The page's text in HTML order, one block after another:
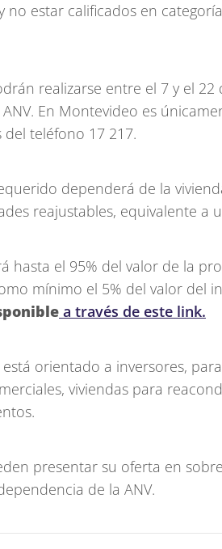
no estar calificados en
realizarse entre el 7 y el 22
En Montevideo es
teléfono 17 217.
dependerá de la
reajustables, equivalente a
hasta el 95% del valor de la
mínimo el 5% del valor del
a través de este link.
orientado a inversores,
viviendas para
presentar su oferta en
de la ANV.